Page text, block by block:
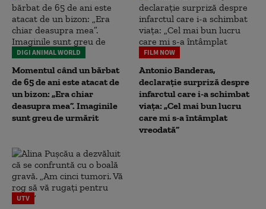
DIGI ANIMAL WORLD
Momentul când un bărbat
de 65 de ani este atacat de
un bizon: „Era chiar
deasupra mea”. Imaginile
sunt greu de urmărit
FILM NOW
Antonio Banderas,
declarație surpriză despre
infarctul care i-a schimbat
viața: „Cel mai bun lucru
care mi s-a întâmplat
vreodată”
UTV